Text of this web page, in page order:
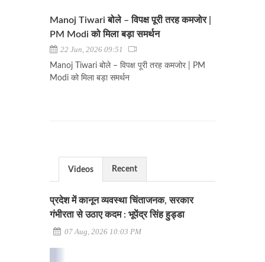
Manoj Tiwari बोले – विपक्ष पूरी तरह कमजोर |
PM Modi को मिला बड़ा समर्थन
22 Jun, 2026 09:51
Manoj Tiwari बोले – विपक्ष पूरी तरह कमजोर | PM
Modi को मिला बड़ा समर्थन
Videos Recent
प्रदेश में कानून व्यवस्था चिंताजनक, सरकार
गंभीरता से उठाए कदम : भूपेंद्र सिंह हुड्डा
07 Aug, 2026 10:03 PM